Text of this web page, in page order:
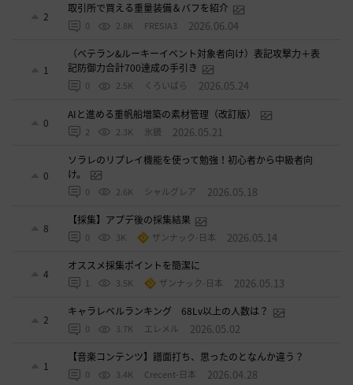
2
取引所で買える重量装備＆バフを紹介
0 2.8K FRESIA3 2026.06.04
1
（ベテラン&ルーキーイベント対象者向け）表記攻撃力＋表
記防御力合計700達成の手引き
0 2.5K くろいばら 2026.05.24
0
AIと進める重帆船増築の素材管理（改訂版）
2 2.3K 氷鏡 2026.05.21
0
ソラレのリプレイ機能を使って勉強！初心者から中級者向
け。
0 2.6K シャルグレア 2026.05.18
8
【採集】アプデ後の採集結果
0 3K ザンナック-日本 2026.05.14
4
オススメ採集ポイントを簡潔に
1 3.5K ザンナック-日本 2026.05.13
2
キャラレベルランキング 68Lv以上の人数は？
0 3.7K エレメル 2026.05.02
1
【音楽コンテンツ】譜面打ち、思ったのとなんか違う？
0 3.4K Crecent-日本 2026.04.28